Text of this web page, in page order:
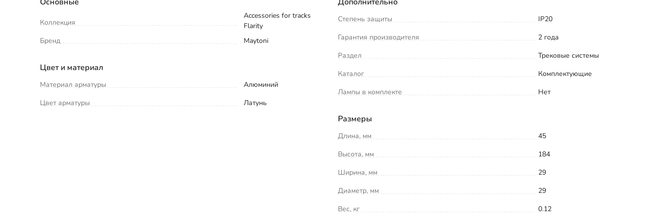
Коллекция
Accessories for tracks
Flarity
Бренд
Maytoni
Цвет и материал
Материал арматуры
Алюминий
Цвет арматуры
Латунь
Степень защиты
IP20
Гарантия производителя
2 года
Раздел
Трековые системы
Каталог
Комплектующие
Лампы в комплекте
Нет
Размеры
Длина, мм
45
Высота, мм
184
Ширина, мм
29
Диаметр, мм
29
Вес, кг
0.12